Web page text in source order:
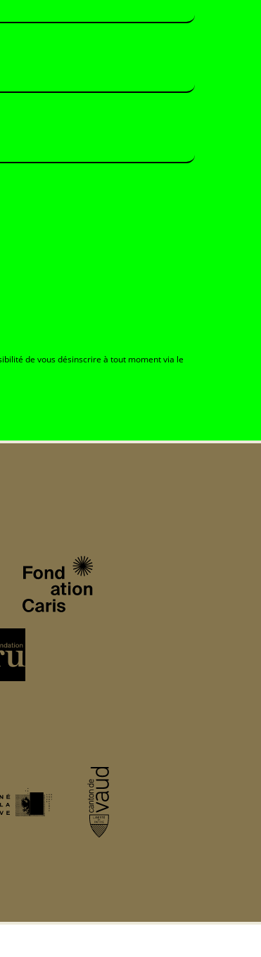
de vous désinscrire à tout moment via le